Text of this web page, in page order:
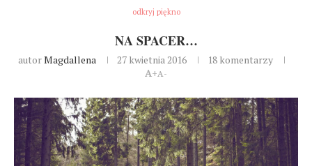
odkryj piękno
NA SPACER…
autorMagdallena 27 kwietnia 2016
18 komentarzy
A+A-